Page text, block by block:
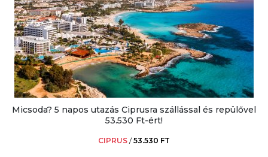
Micsoda? 5 napos utazás Ciprusra szállással és repülővel
53.530 Ft-ért!
CIPRUS /53.530 FT